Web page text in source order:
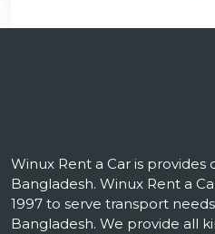
Winux Rent a Car is provides
Bangladesh. Winux Rent a
1997 to serve transport
Bangladesh. We provide all